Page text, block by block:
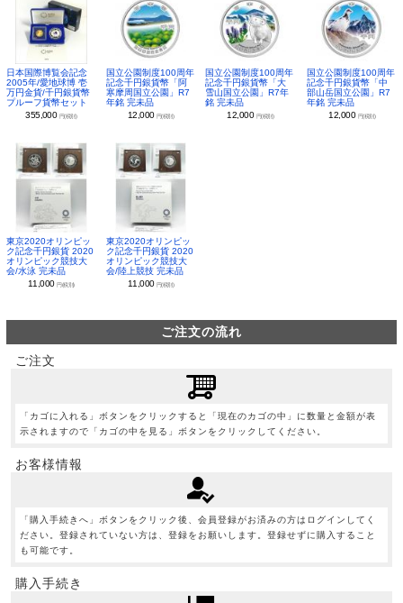
日本国際博覧会記念
2005年/愛地球博 壱
万円金貨/千円銀貨幣
プルーフ貨幣セット
355,000 円(税別)
国立公園制度100周年
記念千円銀貨幣「阿
寒摩周国立公園」R7
年銘 完未品
12,000 円(税別)
国立公園制度100周年
記念千円銀貨幣「大
雪山国立公園」R7年
銘 完未品
12,000 円(税別)
国立公園制度100周年
記念千円銀貨幣「中
部山岳国立公園」R7
年銘 完未品
12,000 円(税別)
東京2020オリンピッ
ク記念千円銀貨 2020
オリンピック競技大
会/水泳 完未品
11,000円(税別)
東京2020オリンピッ
ク記念千円銀貨 2020
オリンピック競技大
会/陸上競技 完未品
11,000 円(税別)
ご注文の流れ
ご注文
「カゴに入れる」ボタンをクリックすると「現在のカゴの中」に数量と金額が表
示されますので「カゴの中を見る」ボタンをクリックしてください。
お客様情報
「購入手続きへ」ボタンをクリック後、会員登録がお済みの方はログインしてく
ださい。登録されていない方は、登録をお願いします。登録せずに購入すること
も可能です。
購入手続き